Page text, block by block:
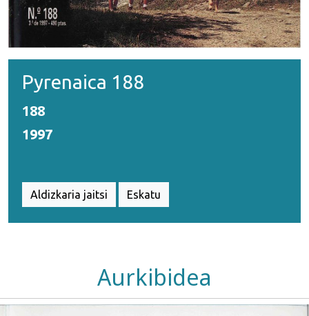
Pyrenaica 188
188
1997
Aldizkaria jaitsi Eskatu
Aurkibidea